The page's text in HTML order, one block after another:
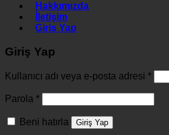
Hakkımızda
İletişim
Giriş Yap
Giriş Yap
Kullanıcı adı veya e-posta adresi *
Parola *
Beni hatırla Giriş Yap